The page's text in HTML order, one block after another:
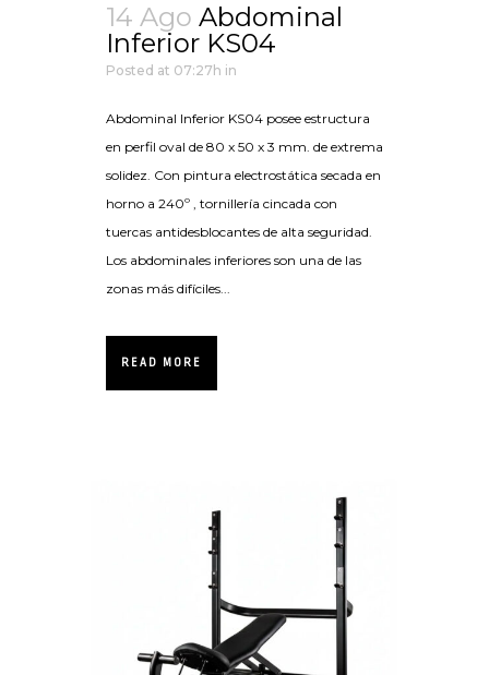
14 Ago Abdominal
Inferior KS04
Posted at 07:27h in
Abdominal Inferior KS04 posee estructura
en perfil oval de 80 x 50 x 3 mm. de extrema
solidez. Con pintura electrostática secada en
horno a 240º , tornillería cincada con
tuercas antidesblocantes de alta seguridad.
Los abdominales inferiores son una de las
zonas más difíciles...
READ MORE